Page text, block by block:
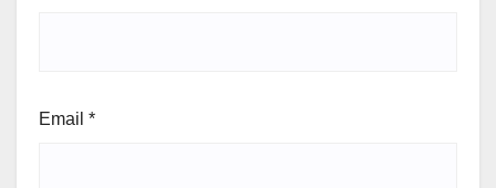
Email *